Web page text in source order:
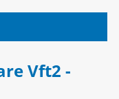
Vft2 -